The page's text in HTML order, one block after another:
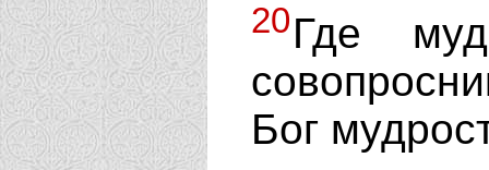
20Где
Бог